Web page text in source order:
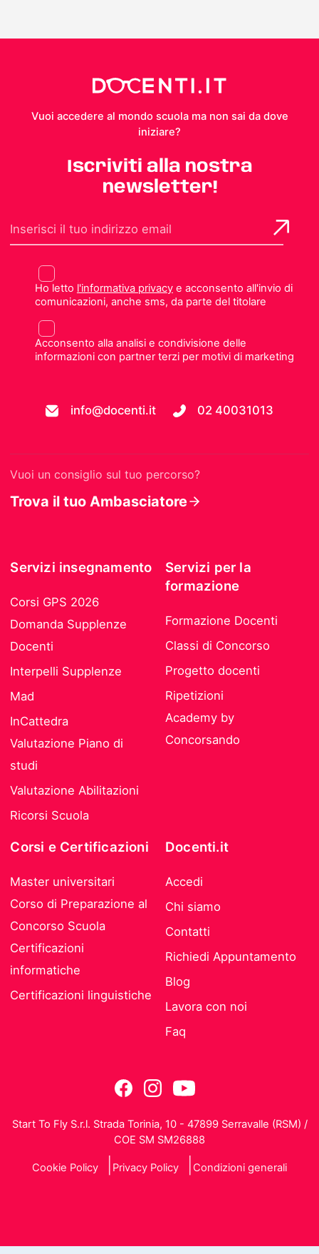
Vuoi accedere al mondo scuola ma non sai da dove
iniziare?
Iscriviti alla nostra
newsletter!
Ho letto l'informativa privacye acconsento all'invio di
comunicazioni, anche sms, da parte del titolare
Acconsento alla analisi e condivisione delle
informazioni con partner terzi per motivi di marketing
info@docenti.it 02 40031013
Vuoi un consiglio sul tuo percorso?
Trova il tuo Ambasciatore
Servizi insegnamento
Corsi GPS 2026
Domanda Supplenze
Docenti
Interpelli Supplenze
Mad
InCattedra
Valutazione Piano di
studi
Valutazione Abilitazioni
Ricorsi Scuola
Servizi per la
formazione
Formazione Docenti
Classi di Concorso
Progetto docenti
Ripetizioni
Academy by
Concorsando
Corsi e Certificazioni
Master universitari
Corso di Preparazione al
Concorso Scuola
Certificazioni
informatiche
Certificazioni linguistiche
Docenti.it
Accedi
Chi siamo
Contatti
Richiedi Appuntamento
Blog
Lavora con noi
Faq
Start To Fly S.r.l. Strada Torinia, 10 - 47899 Serravalle (RSM) /
COE SM SM26888
Cookie Policy Privacy Policy Condizioni generali